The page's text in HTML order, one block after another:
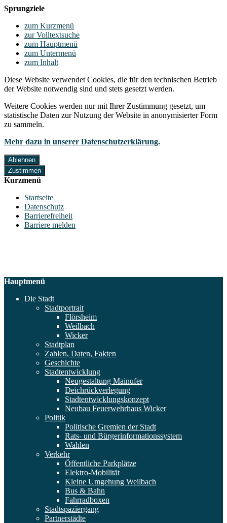
Sprungziele
zum Kurzmenü
zur Volltextsuche
zum Hauptmenü
zum Untermenü
zum Inhalt
Diese Website verwendet Cookies, die für den technischen Betrieb
der Website notwendig sind und stets gesetzt werden.
Weitere Cookies werden nur mit Ihrer Zustimmung gesetzt, um
statistische Daten zur Nutzung der Website in anonymisierter Form
zu sammeln.
Mehr dazu in unserer Datenschutzerklärung.
Ablehnen
Zustimmen
Kurzmenü
Startseite
Datenschutz
Barrierefreiheit
Barriere melden
Hauptmenü
Die Stadt
Stadtportrait
Flörsheim
Weilbach
Wicker
Stadtplan
Zahlen, Daten, Fakten
Geschichte
Stadtentwicklung
Neugestaltung Mainufer
Deichrückverlegung
Stadtentwicklungskonzept
Neubau Feuerwehrhaus Wicker
Politik
Politische Gremien der Stadt
Rats- und Bürgerinformationssystem
Wahlen
Verkehr
Öffentliche Parkplätze
Elektro-Mobilität
Kleine Umgehung Weilbach
Bus & Bahn
Fahrradboxen
Stadtspaziergang
Partnerstädte